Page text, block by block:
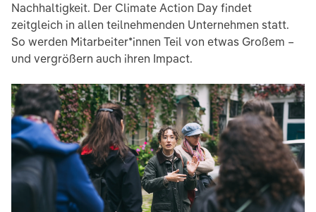
Nachhaltigkeit. Der Climate Action Day findet
zeitgleich in allen teilnehmenden Unternehmen statt.
So werden Mitarbeiter*innen Teil von etwas Großem –
und vergrößern auch ihren Impact.